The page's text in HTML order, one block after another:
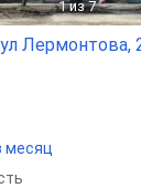
1 из 7
Лермонтова,
месяц